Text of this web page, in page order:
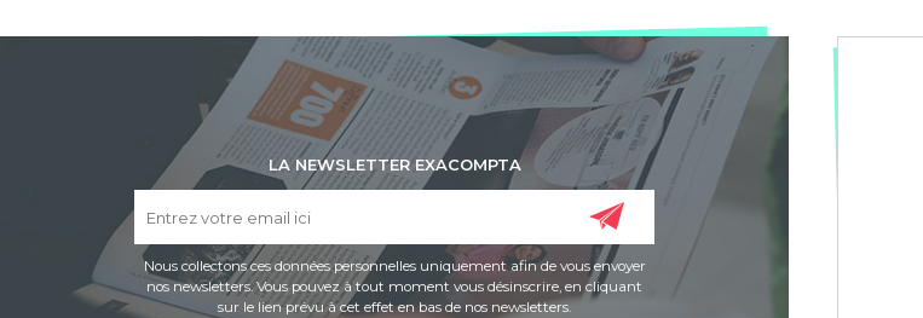
LA NEWSLETTER EXACOMPTA
Nous collectons ces données personnelles uniquement afin de vous envoyer
nos newsletters. Vous pouvez à tout moment vous désinscrire, en cliquant
sur le lien prévu à cet effet en bas de nos newsletters.